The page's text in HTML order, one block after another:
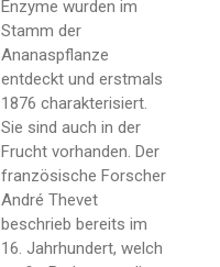
Enzyme wurden im
Stamm der
Ananaspflanze
entdeckt und erstmals
1876 charakterisiert.
Sie sind auch in der
Frucht vorhanden. Der
französische Forscher
André Thevet
beschrieb bereits im
16. Jahrhundert, welch